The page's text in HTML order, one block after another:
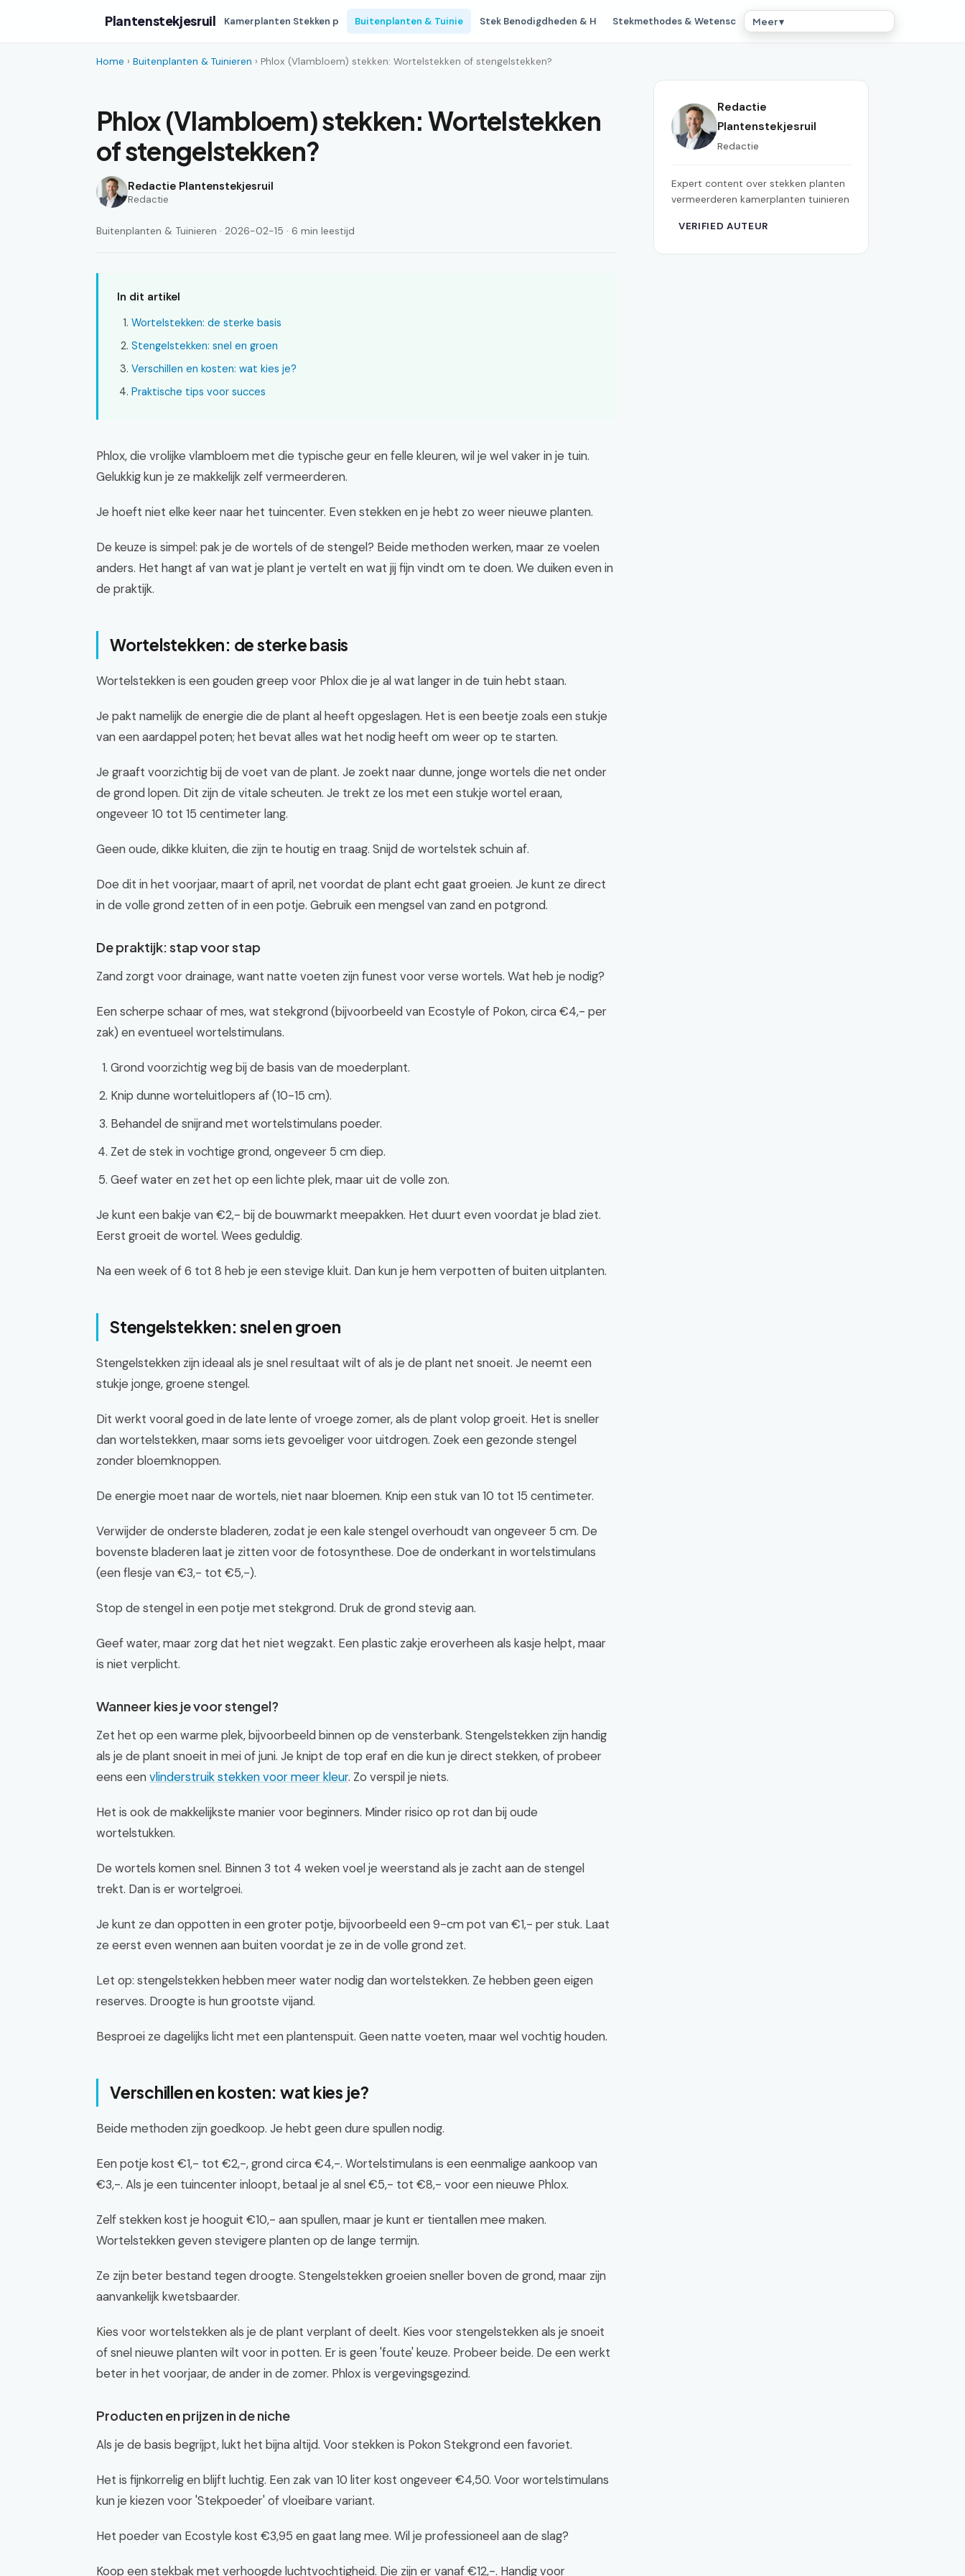
Plantenstekjesruil Kamerplanten Stekken p Buitenplanten & Tuinie Stek Benodigdheden & H Stekmethodes & Wetensc Meer ▾
Home › Buitenplanten & Tuinieren › Phlox (Vlambloem) stekken: Wortelstekken of stengelstekken?
Phlox (Vlambloem) stekken: Wortelstekken
of stengelstekken?
Redactie Plantenstekjesruil
Redactie
Buitenplanten & Tuinieren · 2026-02-15 · 6 min leestijd
In dit artikel
Wortelstekken: de sterke basis
Stengelstekken: snel en groen
Verschillen en kosten: wat kies je?
Praktische tips voor succes
Phlox, die vrolijke vlambloem met die typische geur en felle kleuren, wil je wel vaker in je tuin.
Gelukkig kun je ze makkelijk zelf vermeerderen.
Je hoeft niet elke keer naar het tuincenter. Even stekken en je hebt zo weer nieuwe planten.
De keuze is simpel: pak je de wortels of de stengel? Beide methoden werken, maar ze voelen
anders. Het hangt af van wat je plant je vertelt en wat jij fijn vindt om te doen. We duiken even in
de praktijk.
Wortelstekken: de sterke basis
Wortelstekken is een gouden greep voor Phlox die je al wat langer in de tuin hebt staan.
Je pakt namelijk de energie die de plant al heeft opgeslagen. Het is een beetje zoals een stukje
van een aardappel poten; het bevat alles wat het nodig heeft om weer op te starten.
Je graaft voorzichtig bij de voet van de plant. Je zoekt naar dunne, jonge wortels die net onder
de grond lopen. Dit zijn de vitale scheuten. Je trekt ze los met een stukje wortel eraan,
ongeveer 10 tot 15 centimeter lang.
Geen oude, dikke kluiten, die zijn te houtig en traag. Snijd de wortelstek schuin af.
Doe dit in het voorjaar, maart of april, net voordat de plant echt gaat groeien. Je kunt ze direct
in de volle grond zetten of in een potje. Gebruik een mengsel van zand en potgrond.
De praktijk: stap voor stap
Zand zorgt voor drainage, want natte voeten zijn funest voor verse wortels. Wat heb je nodig?
Een scherpe schaar of mes, wat stekgrond (bijvoorbeeld van Ecostyle of Pokon, circa €4,- per
zak) en eventueel wortelstimulans.
Grond voorzichtig weg bij de basis van de moederplant.
Knip dunne worteluitlopers af (10-15 cm).
Behandel de snijrand met wortelstimulans poeder.
Zet de stek in vochtige grond, ongeveer 5 cm diep.
Geef water en zet het op een lichte plek, maar uit de volle zon.
Je kunt een bakje van €2,- bij de bouwmarkt meepakken. Het duurt even voordat je blad ziet.
Eerst groeit de wortel. Wees geduldig.
Na een week of 6 tot 8 heb je een stevige kluit. Dan kun je hem verpotten of buiten uitplanten.
Stengelstekken: snel en groen
Stengelstekken zijn ideaal als je snel resultaat wilt of als je de plant net snoeit. Je neemt een
stukje jonge, groene stengel.
Dit werkt vooral goed in de late lente of vroege zomer, als de plant volop groeit. Het is sneller
dan wortelstekken, maar soms iets gevoeliger voor uitdrogen. Zoek een gezonde stengel
zonder bloemknoppen.
De energie moet naar de wortels, niet naar bloemen. Knip een stuk van 10 tot 15 centimeter.
Verwijder de onderste bladeren, zodat je een kale stengel overhoudt van ongeveer 5 cm. De
bovenste bladeren laat je zitten voor de fotosynthese. Doe de onderkant in wortelstimulans
(een flesje van €3,- tot €5,-).
Stop de stengel in een potje met stekgrond. Druk de grond stevig aan.
Geef water, maar zorg dat het niet wegzakt. Een plastic zakje eroverheen als kasje helpt, maar
is niet verplicht.
Wanneer kies je voor stengel?
Zet het op een warme plek, bijvoorbeeld binnen op de vensterbank. Stengelstekken zijn handig
als je de plant snoeit in mei of juni. Je knipt de top eraf en die kun je direct stekken, of probeer
eens eenvlinderstruik stekken voor meer kleur. Zo verspil je niets.
Het is ook de makkelijkste manier voor beginners. Minder risico op rot dan bij oude
wortelstukken.
De wortels komen snel. Binnen 3 tot 4 weken voel je weerstand als je zacht aan de stengel
trekt. Dan is er wortelgroei.
Je kunt ze dan oppotten in een groter potje, bijvoorbeeld een 9-cm pot van €1,- per stuk. Laat
ze eerst even wennen aan buiten voordat je ze in de volle grond zet.
Let op: stengelstekken hebben meer water nodig dan wortelstekken. Ze hebben geen eigen
reserves. Droogte is hun grootste vijand.
Besproei ze dagelijks licht met een plantenspuit. Geen natte voeten, maar wel vochtig houden.
Verschillen en kosten: wat kies je?
Beide methoden zijn goedkoop. Je hebt geen dure spullen nodig.
Een potje kost €1,- tot €2,-, grond circa €4,-. Wortelstimulans is een eenmalige aankoop van
€3,-. Als je een tuincenter inloopt, betaal je al snel €5,- tot €8,- voor een nieuwe Phlox.
Zelf stekken kost je hooguit €10,- aan spullen, maar je kunt er tientallen mee maken.
Wortelstekken geven stevigere planten op de lange termijn.
Ze zijn beter bestand tegen droogte. Stengelstekken groeien sneller boven de grond, maar zijn
aanvankelijk kwetsbaarder.
Kies voor wortelstekken als je de plant verplant of deelt. Kies voor stengelstekken als je snoeit
of snel nieuwe planten wilt voor in potten. Er is geen 'foute' keuze. Probeer beide. De een werkt
beter in het voorjaar, de ander in de zomer. Phlox is vergevingsgezind.
Producten en prijzen in de niche
Als je de basis begrijpt, lukt het bijna altijd. Voor stekken is Pokon Stekgrond een favoriet.
Het is fijnkorrelig en blijft luchtig. Een zak van 10 liter kost ongeveer €4,50. Voor wortelstimulans
kun je kiezen voor 'Stekpoeder' of vloeibare variant.
Het poeder van Ecostyle kost €3,95 en gaat lang mee. Wil je professioneel aan de slag?
Koop een stekbak met verhoogde luchtvochtigheid. Die zijn er vanaf €12,-. Handig voor
Redactie
Plantenstekjesruil
Redactie
Expert content over stekken planten
vermeerderen kamerplanten tuinieren
VERIFIED AUTEUR